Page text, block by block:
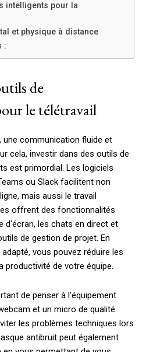
intelligents pour la
et physique à distance
:
de
le télétravail
une communication fluide et
cela, investir dans des outils de
est primordial. Les logiciels
ou Slack facilitent non
mais aussi le travail
offrent des fonctionnalités
d’écran, les chats en direct et
de gestion de projet. En
vous pouvez réduire les
productivité de votre équipe.
de penser à l’équipement
et un micro de qualité
les problèmes techniques lors
antibruit peut également